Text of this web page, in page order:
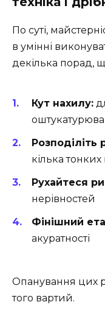
По суті,
в умінні
декілька порад,
Кут нахилу:
Розподіліть
кілька
Рухайтеся
нерівностей
Фінішний
акуратності
Опанування цих
того вартий.